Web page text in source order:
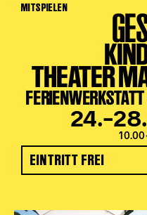
MITSPIELEN
THEATER
24.–28.
EINTRITT FREI